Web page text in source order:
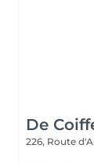
De
226, Route